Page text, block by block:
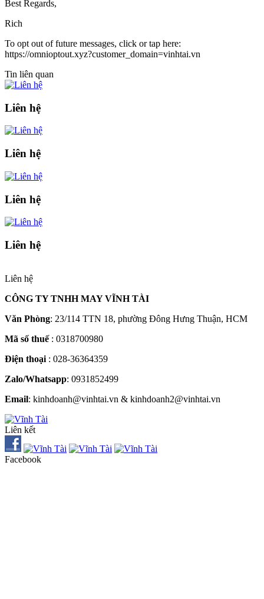
Best Regards,
Rich
To opt out of future messages, click or tap here:
https://omnioptout.xyz?customer_domain=vinhtai.vn
Tin liên quan
Liên hệ
Liên hệ
Liên hệ
Liên hệ
Liên hệ
CÔNG TY TNHH MAY VĨNH TÀI
Văn Phòng: 23/114 TTN 18, phường Đông Hưng Thuận, HCM
Mã số thuế : 0318700980
Điện thoại : 028-36364359
Zalo/Whatsapp: 0931852499
Email: kinhdoanh@vinhtai.vn & kinhdoanh2@vinhtai.vn
Liên kết
Facebook